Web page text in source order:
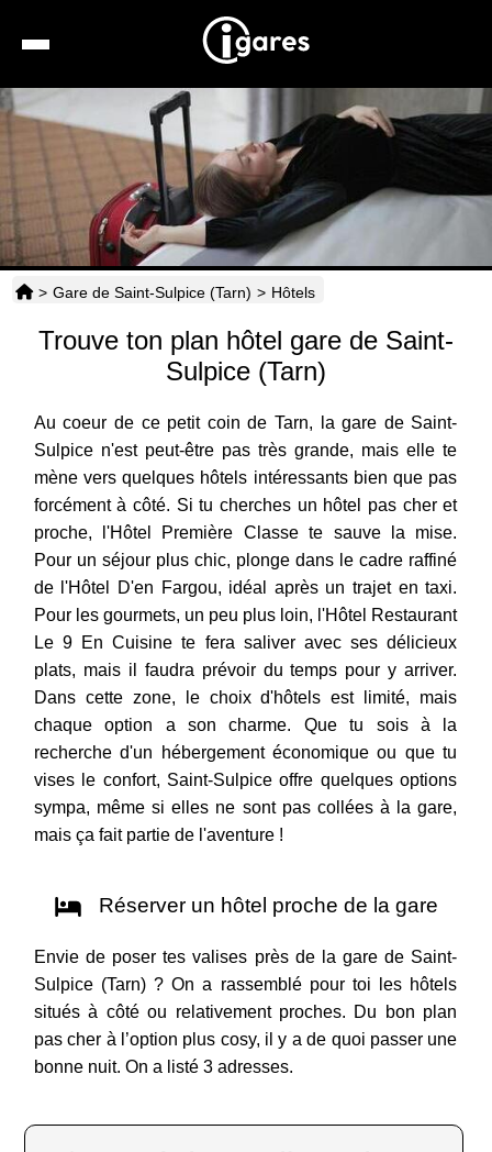
Location de voiture
Hôtels
Taxis
Transports
Horaires
> Gare de Saint-Sulpice (Tarn) > Hôtels
Trouve ton plan hôtel gare de Saint-
Sulpice (Tarn)
Au coeur de ce petit coin de Tarn, la gare de Saint-
Sulpice n'est peut-être pas très grande, mais elle te
mène vers quelques hôtels intéressants bien que pas
forcément à côté. Si tu cherches un hôtel pas cher et
proche, l'Hôtel Première Classe te sauve la mise.
Pour un séjour plus chic, plonge dans le cadre raffiné
de l'Hôtel D'en Fargou, idéal après un trajet en taxi.
Pour les gourmets, un peu plus loin, l'Hôtel Restaurant
Le 9 En Cuisine te fera saliver avec ses délicieux
plats, mais il faudra prévoir du temps pour y arriver.
Dans cette zone, le choix d'hôtels est limité, mais
chaque option a son charme. Que tu sois à la
recherche d'un hébergement économique ou que tu
vises le confort, Saint-Sulpice offre quelques options
sympa, même si elles ne sont pas collées à la gare,
mais ça fait partie de l'aventure !
Réserver un hôtel proche de la gare
Envie de poser tes valises près de la gare de Saint-
Sulpice (Tarn) ? On a rassemblé pour toi les hôtels
situés à côté ou relativement proches. Du bon plan
pas cher à l’option plus cosy, il y a de quoi passer une
bonne nuit. On a listé 3 adresses.